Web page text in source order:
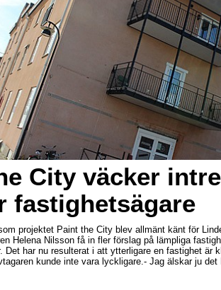
City väcker
fastighetsägare
projektet Paint the City blev allmänt känt för
Helena Nilsson få in fler förslag på lämpliga
Det har nu resulterat i att ytterligare en fastighet är
kunde inte vara lyckligare.- Jag älskar ju det